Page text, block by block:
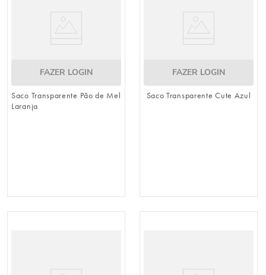
FAZER LOGIN
Saco Transparente Pão de Mel
Laranja
FAZER LOGIN
Saco Transparente Cute Azul